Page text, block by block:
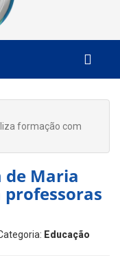
formação com
de Maria
Categoria: Educação